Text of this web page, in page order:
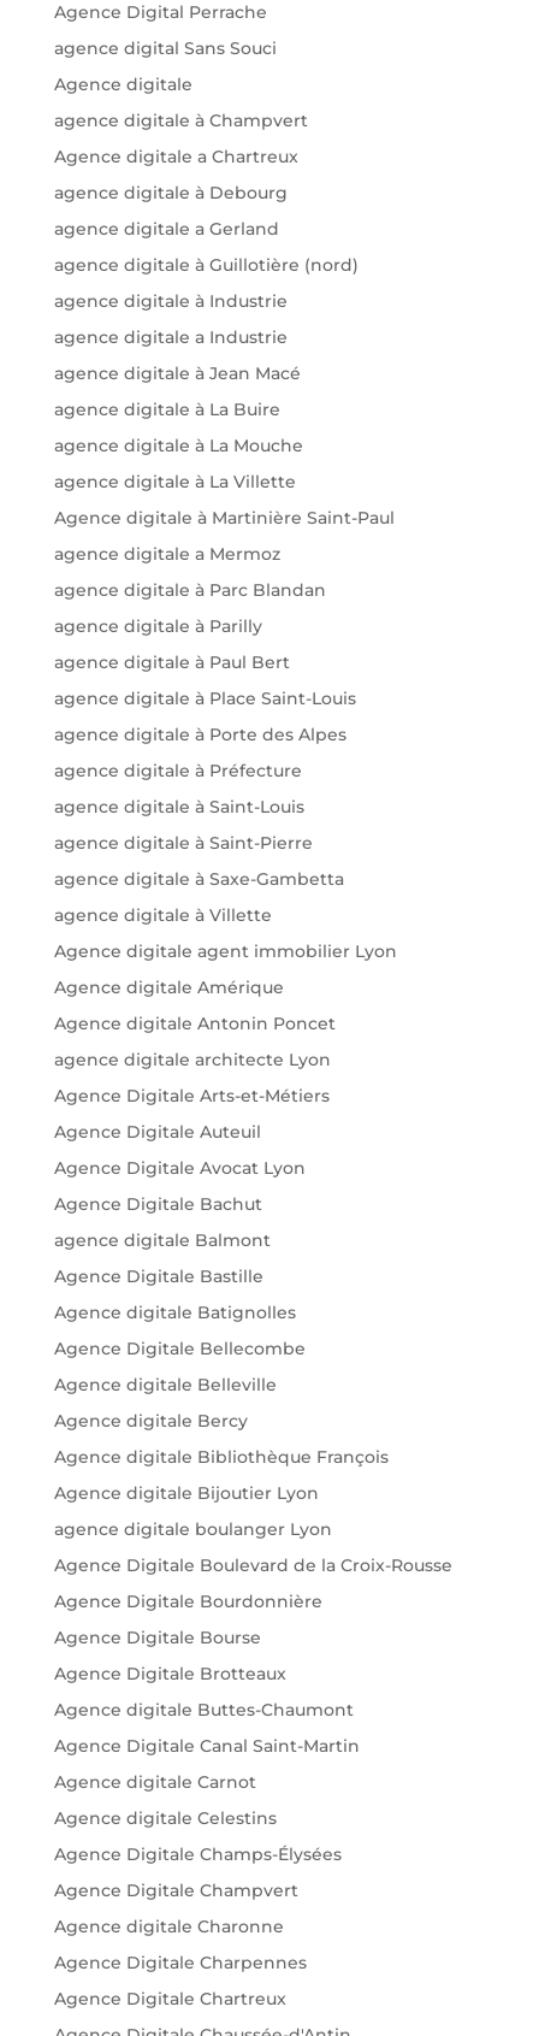
Agence Digital Perrache
agence digital Sans Souci
Agence digitale
agence digitale à Champvert
Agence digitale a Chartreux
agence digitale à Debourg
agence digitale a Gerland
agence digitale à Guillotière (nord)
agence digitale à Industrie
agence digitale a Industrie
agence digitale à Jean Macé
agence digitale à La Buire
agence digitale à La Mouche
agence digitale à La Villette
Agence digitale à Martinière Saint-Paul
agence digitale a Mermoz
agence digitale à Parc Blandan
agence digitale à Parilly
agence digitale à Paul Bert
agence digitale à Place Saint-Louis
agence digitale à Porte des Alpes
agence digitale à Préfecture
agence digitale à Saint-Louis
agence digitale à Saint-Pierre
agence digitale à Saxe-Gambetta
agence digitale à Villette
Agence digitale agent immobilier Lyon
Agence digitale Amérique
Agence digitale Antonin Poncet
agence digitale architecte Lyon
Agence Digitale Arts-et-Métiers
Agence Digitale Auteuil
Agence Digitale Avocat Lyon
Agence Digitale Bachut
agence digitale Balmont
Agence Digitale Bastille
Agence digitale Batignolles
Agence Digitale Bellecombe
Agence digitale Belleville
Agence digitale Bercy
Agence digitale Bibliothèque François
Agence digitale Bijoutier Lyon
agence digitale boulanger Lyon
Agence Digitale Boulevard de la Croix-Rousse
Agence Digitale Bourdonnière
Agence Digitale Bourse
Agence Digitale Brotteaux
Agence digitale Buttes-Chaumont
Agence Digitale Canal Saint-Martin
Agence digitale Carnot
Agence digitale Celestins
Agence Digitale Champs-Élysées
Agence Digitale Champvert
Agence digitale Charonne
Agence Digitale Charpennes
Agence Digitale Chartreux